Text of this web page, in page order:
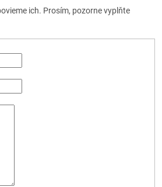
ich. Prosím, pozorne vyplňte